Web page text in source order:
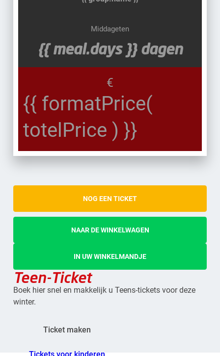
Middageten
{{ meal.days }} dagen
€
{{ formatPrice(
totelPrice ) }}
NOG EEN TICKET
NAAR DE WINKELWAGEN
IN UW WINKELMANDJE
Teen-Ticket
Boek hier snel en makkelijk u Teens-tickets voor deze
winter.
Ticket maken